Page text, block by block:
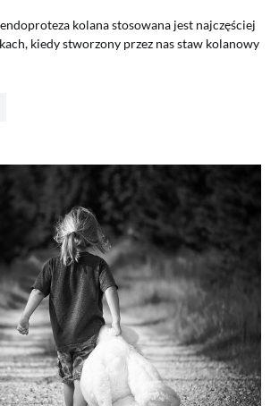
kolana stosowana jest najczęściej
kiedy stworzony przez nas staw kolanowy